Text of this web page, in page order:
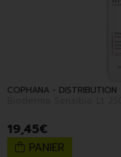
COPHANA - DISTRIBUTION
19,45€
PANIER